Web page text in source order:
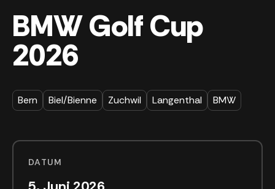
BMW Golf Cup
2026
Bern Biel/Bienne Zuchwil Langenthal BMW
DATUM